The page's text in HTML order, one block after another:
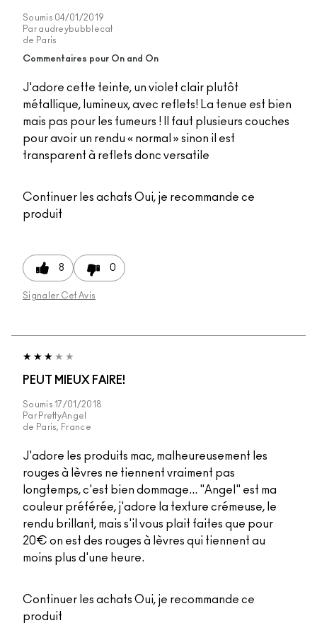
Soumis 04/01/2019
Par audreybubblecat
de Paris
Commentaires pour On and On
J'adore cette teinte, un violet clair plutôt
métallique, lumineux, avec reflets! La tenue est bien
mais pas pour les fumeurs ! Il faut plusieurs couches
pour avoir un rendu « normal » sinon il est
transparent à reflets donc versatile
Continuer les achats Oui, je recommande ce
produit
8 0
Signaler Cet Avis
PEUT MIEUX FAIRE!
Soumis17/01/2018
Par PrettyAngel
de Paris, France
J'adore les produits mac, malheureusement les
rouges à lèvres ne tiennent vraiment pas
longtemps, c'est bien dommage... "Angel" est ma
couleur préférée, j'adore la texture crémeuse, le
rendu brillant, mais s'il vous plait faites que pour
20€ on est des rouges à lèvres qui tiennent au
moins plus d'une heure.
Continuer les achats Oui, je recommande ce
produit